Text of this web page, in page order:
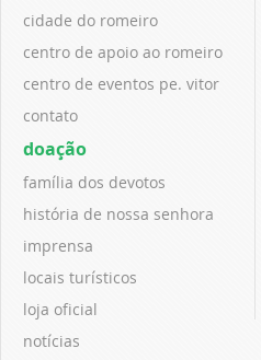
cidade do romeiro
centro de apoio ao romeiro
centro de eventos pe. vitor
contato
doação
família dos devotos
história de nossa senhora
imprensa
locais turísticos
loja oficial
notícias